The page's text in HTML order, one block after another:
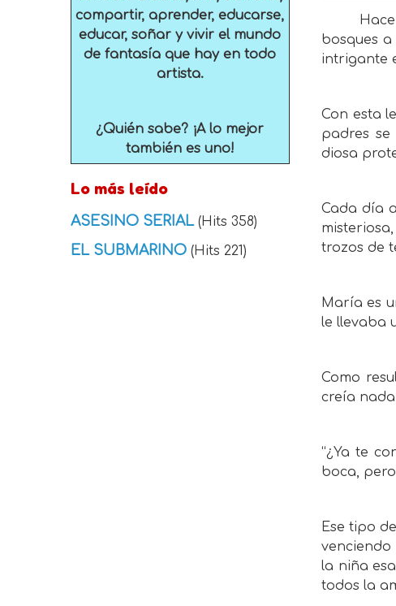
bosques
intrigante
Con esta
padres
diosa
Cada día
trozos de
María es
le llevaba
Como
creía
“¿Ya te
boca,
Ese tipo
la niña
todos la
compartir, aprender, educarse,
educar, soñar y vivir el mundo
de fantasía que hay en todo
artista.
¿Quién sabe? ¡A lo mejor
también es uno!
Lo más leído
ASESINO SERIAL (Hits 358)
EL SUBMARINO (Hits 221)